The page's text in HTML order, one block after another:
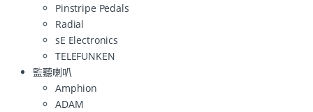
Pinstripe Pedals
Radial
sE Electronics
TELEFUNKEN
監聽喇叭
Amphion
ADAM